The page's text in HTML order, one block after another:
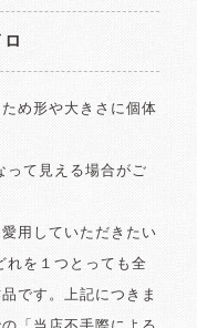
め形や大きさに個体
て見える場合がご
用していただきたい
れを１つとっても全
です。上記につきま